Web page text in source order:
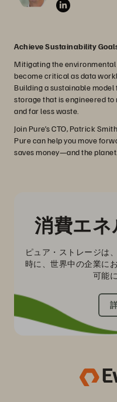
Achieve Sustainability
Mitigating the
become critical as data
Building a sustainable
storage that is engineered
and far less waste.
Join Pure’s CTO, Patrick
Pure can help you move
saves money—and the planet.
消費エ
ピュア・ストレージは
時に、世界中の企業に
可能